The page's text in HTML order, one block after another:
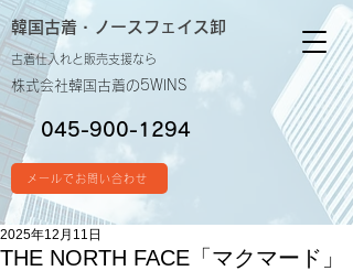
韓国古着・ ノースフェイス卸
古着仕入れと販売支援なら
株式会社韓国古着の5WINS
045-900-1294
メールでお問い合わせ
THE NORTH FACE「マクマード」
2025年12月11日